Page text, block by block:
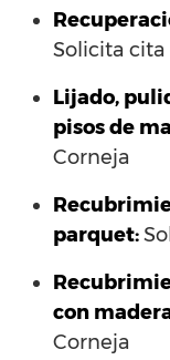
Solicita cita
Lijado,
pisos de
Corneja
parquet:
con
Corneja